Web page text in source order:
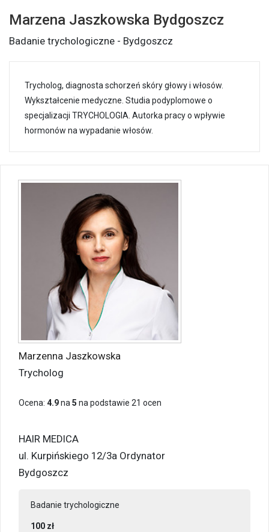
Marzena Jaszkowska Bydgoszcz
Badanie trychologiczne - Bydgoszcz
Trycholog, diagnosta schorzeń skóry głowy i włosów.
Wykształcenie medyczne. Studia podyplomowe o
specjalizacji TRYCHOLOGIA. Autorka pracy o wpływie
hormonów na wypadanie włosów.
Marzenna Jaszkowska
Trycholog
Ocena: 4.9na 5 na podstawie 21 ocen
HAIR MEDICA
ul. Kurpińskiego 12/3a Ordynator
Bydgoszcz
Badanie trychologiczne
100 zł